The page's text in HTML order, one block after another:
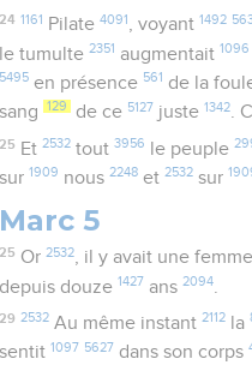
24 1161 Pilate 4091, voyant 1492
le tumulte2351 augmentait 1096
5495 en présence 561 de la
sang 129 de ce 5127 juste1342.
25 Et 2532tout 3956 le peuple
sur 1909 nous2248 et2532 sur
Marc 5
25 Or 2532, il y avait une femme
depuis douze 1427 ans2094
29 2532Au même instant 2112la
sentit1097 5627 dans son corps